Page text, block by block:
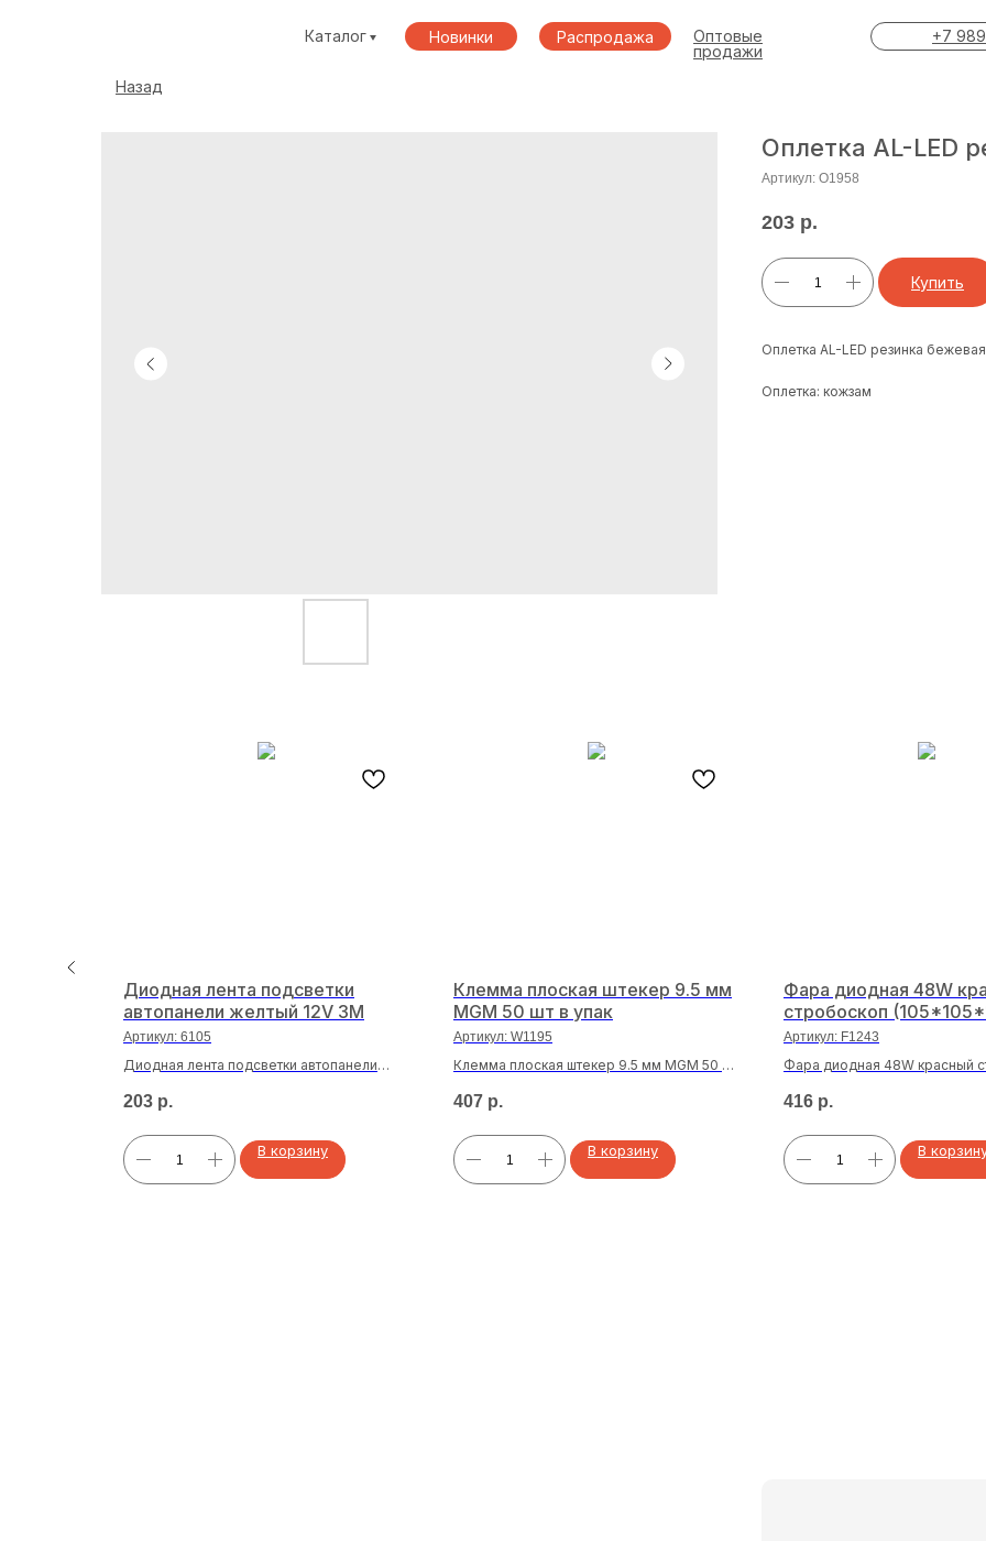
+7
Каталог
Назад
Оптовые
продажи
Распродажа
Новинки
Оплетка AL-LED
Артикул: O1958
203 р.
Купить
Оплетка AL-LED резинка бежевая
Оплетка: кожзам
Диодная лента подсветки
автопанели желтый 12V 3М
Артикул: 6105
Диодная лента подсветки автопанели
203 р.
В корзину
Клемма плоская штекер 9.5 мм
MGM 50 шт в упак
Артикул: W1195
Клемма плоская штекер 9.5 мм MGM 50 шт
407 р.
В корзину
Фара диодная 48W
стробоскоп
24V дальний свет
Артикул: F1243
Фара диодная 48W красный
416 р.
В